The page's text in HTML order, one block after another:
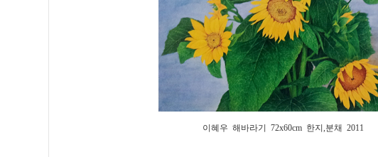
이혜우 해바라기 72x60cm 한지,분채 2011